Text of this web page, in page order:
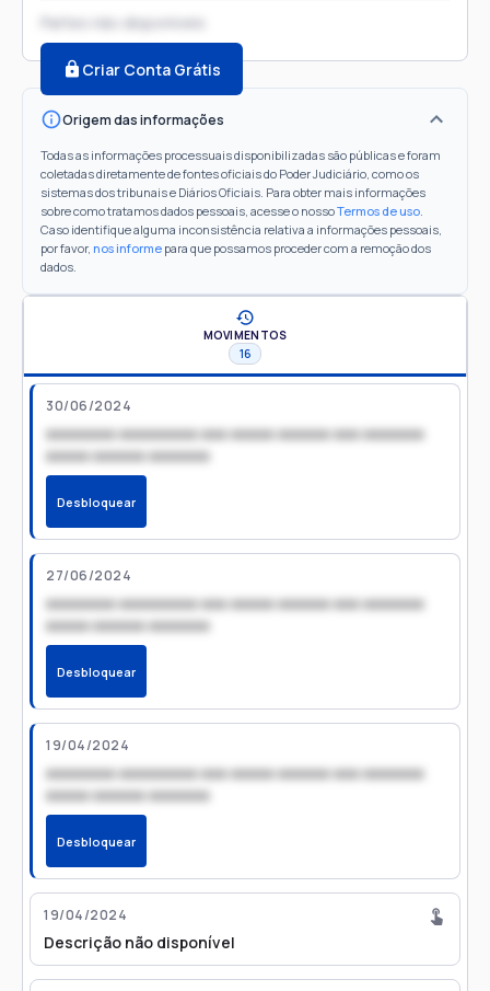
Partes não disponíveis
Criar Conta Grátis
Origem das informações
Todas as informações processuais disponibilizadas são públicas e foram
coletadas diretamente de fontes oficiais do Poder Judiciário, como os
sistemas dos tribunais e Diários Oficiais. Para obter mais informações
sobre como tratamos dados pessoais, acesse o nossoTermos de uso.
Caso identifique alguma inconsistência relativa a informações pessoais,
por favor, nos informe para que possamos proceder com a remoção dos
dados.
MOVIMENTOS
16
30/06/2024
xxxxxxxx xxxxxxxxx xxx xxxxx xxxxxx xxx xxxxxxx
xxxxx xxxxxx xxxxxxx
Desbloquear
27/06/2024
xxxxxxxx xxxxxxxxx xxx xxxxx xxxxxx xxx xxxxxxx
xxxxx xxxxxx xxxxxxx
Desbloquear
19/04/2024
xxxxxxxx xxxxxxxxx xxx xxxxx xxxxxx xxx xxxxxxx
xxxxx xxxxxx xxxxxxx
Desbloquear
19/04/2024
Descrição não disponível